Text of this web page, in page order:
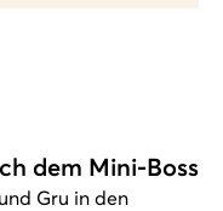
dem Mini-Boss
Gru in den